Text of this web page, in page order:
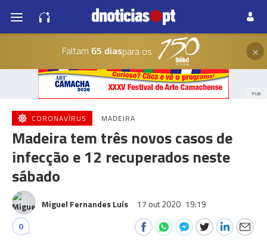
Faltam 65 diaspara os ×
PUB
CORONAVÍRUS MADEIRA
Madeira tem três novos casos de
infecção e 12 recuperados neste
sábado
Miguel Fernandes Luís 17 out 2020 19:19
0